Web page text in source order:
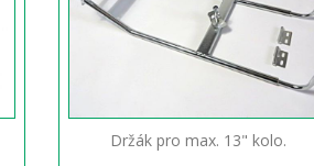
Držák pro max. 13" kolo.